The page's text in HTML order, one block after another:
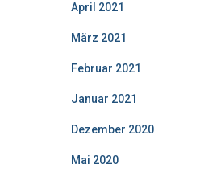
April 2021
März 2021
Februar 2021
Januar 2021
Dezember 2020
Mai 2020